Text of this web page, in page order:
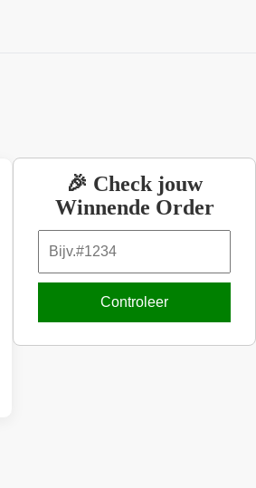
🎉 Check jouw
Winnende Order
Controleer